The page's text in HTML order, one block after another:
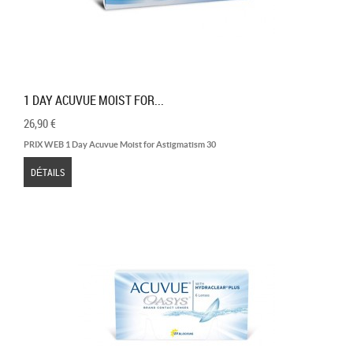
1 DAY ACUVUE MOIST FOR...
26,90 €
PRIX WEB 1 Day Acuvue Moist for Astigmatism 30
DÉTAILS